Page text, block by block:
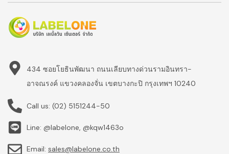
434 ซอยโยธินพัฒนา ถนนเลียบทางด่วนรามอินทรา-
อาจณรงค์ แขวงคลองจั่น เขตบางกะปิ กรุงเทพฯ 10240
Call us: (02) 5151244-50
Line: @labelone, @kqw1463o
Email: sales@labelone.co.th